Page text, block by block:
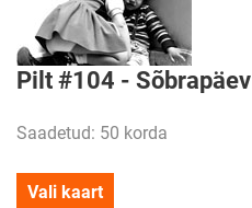
Pilt #104 - Sõbrapäev
Saadetud: 50 korda
Vali kaart